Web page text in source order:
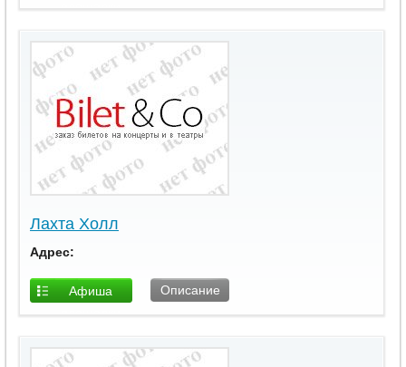
площадки
Лахта Холл
Адрес:
Афиша
площадки
Описание